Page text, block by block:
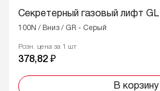
Секретерный газовый лифт
100N / Вниз / GR - Серый
Розн. цена за 1 шт
378,82 ₽
В корзину